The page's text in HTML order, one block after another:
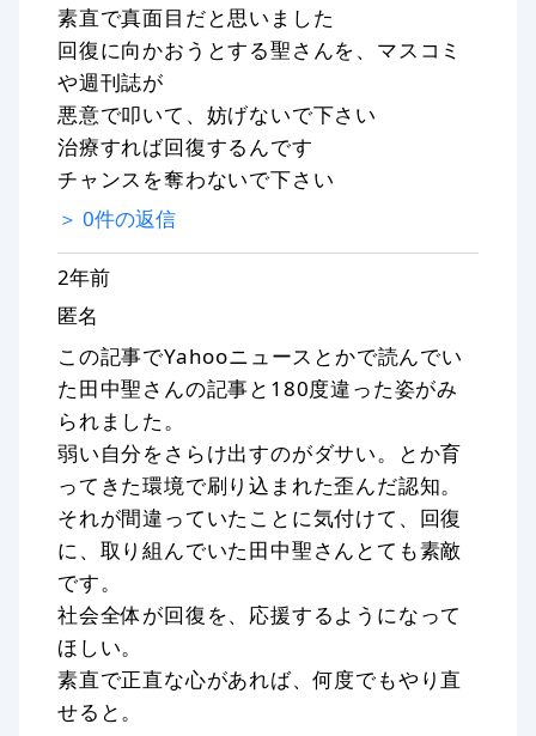
素直で真面目だと思いました
回復に向かおうとする聖さんを、マスコミ
や週刊誌が
悪意で叩いて、妨げないで下さい
治療すれば回復するんです
チャンスを奪わないで下さい
＞ 0件の返信
2年前
匿名
この記事でYahooニュースとかで読んでい
た田中聖さんの記事と180度違った姿がみ
られました。
弱い自分をさらけ出すのがダサい。とか育
ってきた環境で刷り込まれた歪んだ認知。
それが間違っていたことに気付けて、回復
に、取り組んでいた田中聖さんとても素敵
です。
社会全体が回復を、応援するようになって
ほしい。
素直で正直な心があれば、何度でもやり直
せると。